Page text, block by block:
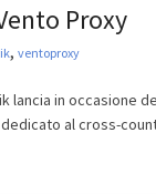
Proxy
, ventoproxy
lancia in occasione
al cross-